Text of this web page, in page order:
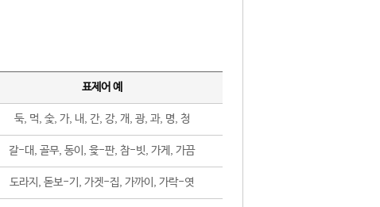
표제어 예
둑, 먹, 숯, 가, 내, 간, 강, 개, 광, 과, 명, 청
갈-대, 골무, 동이, 윷-판, 참-빗, 가게, 가끔
도라지, 돋보-기, 가겟-집, 가까이, 가락-엿